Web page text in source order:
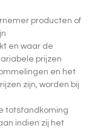
producten of
en waar de
prijzen
en het
zijn, worden bij
totstandkoming
indien zij het